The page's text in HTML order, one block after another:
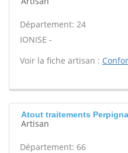
Département: 24
IONISE -
Voir la fiche artisan :
Atout traitements
Artisan
Département: 66